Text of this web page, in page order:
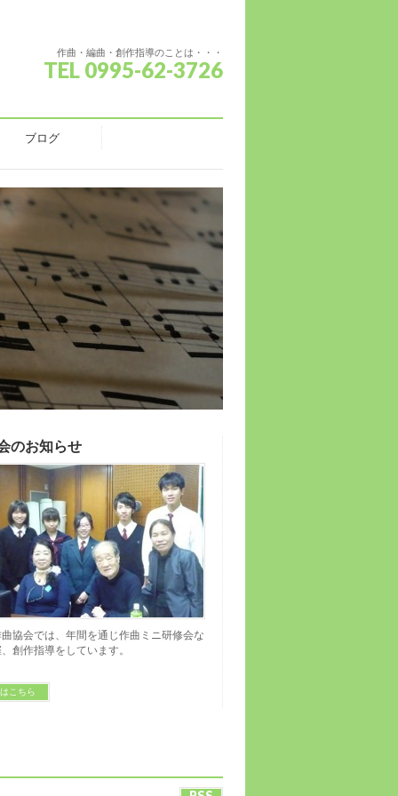
作曲・編曲・創作指導のことは・・・
TEL 0995-62-3726
ブログ
のお知らせ
協会では、年間を通じ作曲ミニ研修会な
創作指導をしています。
こちら